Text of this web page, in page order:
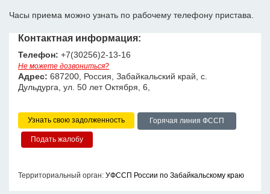
Часы приема можно узнать по рабочему телефону пристава.
Контактная информация:
Телефон: +7(30256)2-13-16
Не можете дозвониться?
Адрес: 687200, Россия, Забайкальский край, с.
Дульдурга, ул. 50 лет Октября, 6,
Узнать свою задолженность Горячая линия ФССП
Территориальный орган: УФССП России по Забайкальскому краю